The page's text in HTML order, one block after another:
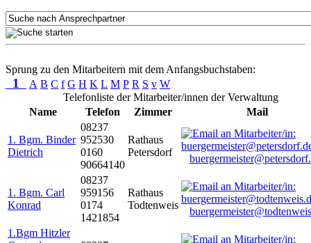
Sprung zu den Mitarbeitern mit dem Anfangsbuchstaben:
1 A B C f G H K L M P R S v W
Telefonliste der Mitarbeiter/innen der Verwaltung
Name
Telefon Zimmer Mail
1. Bgm. Binder
Dietrich
08237
952530
0160
90664140
Rathaus
Petersdorf
1. Bgm. Carl
Konrad
08237
959156
0174
1421854
Rathaus
Todtenweis
1.Bgm Hitzler